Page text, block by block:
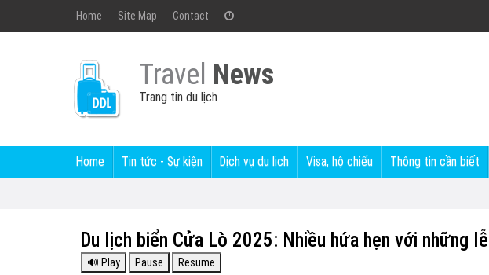
Home Site Map Contact
Travel News
Trang tin du lịch
Home Tin tức - Sự kiện Dịch vụ du lịch Visa, hộ chiếu Thông tin cần biết
Du lịch biển Cửa Lò 2025: Nhiều hứa hẹn với những